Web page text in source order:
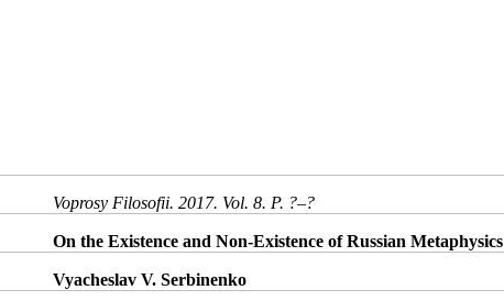
Voprosy Filosofii. 2017. Vol. 8. P. ?‒?
On the Existence and Non-Existence of Russian Metaphysics
Vyacheslav V. Serbinenko